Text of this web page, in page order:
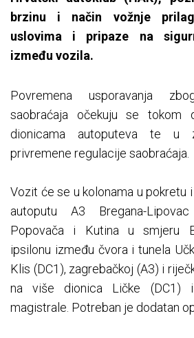
brzinu i način vožnje
uslovima i pripaze na
između vozila.
Povremena usporavanja
saobraćaja očekuju se tokom
dionicama autoputeva te u
privremene regulacije saobraćaja.
Vozit će se u kolonama u pokretu
autoputu A3 Bregana-
Popovača i Kutina u smjeru
ipsilonu između čvora i tunela
Klis (DC1), zagrebačkoj (A3) i
na više dionica Ličke (DC1) i
magistrale. Potreban je dodatan